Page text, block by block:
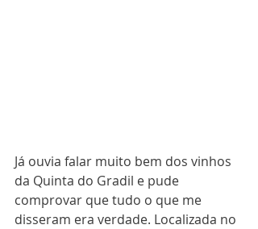
Já ouvia falar muito bem dos vinhos
da Quinta do Gradil e pude
comprovar que tudo o que me
disseram era verdade. Localizada no